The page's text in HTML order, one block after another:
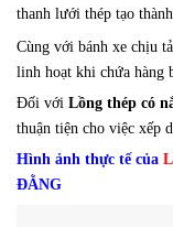
thanh lưới thép tạo
Cùng với bánh xe chịu
linh hoạt khi chứa hàng
Đối với Lồng thép có
thuận tiện cho việc xếp
Hình ảnh thực tế của
ĐẰNG